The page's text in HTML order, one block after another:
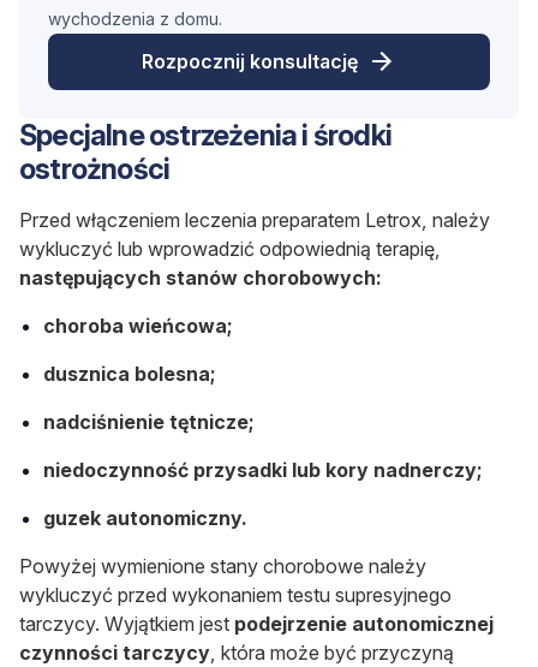
wychodzenia z domu.
Rozpocznij konsultację
Specjalne ostrzeżenia i środki
ostrożności
Przed włączeniem leczenia preparatem Letrox, należy
wykluczyć lub wprowadzić odpowiednią terapię,
następujących stanów chorobowych:
choroba wieńcowa;
dusznica bolesna;
nadciśnienie tętnicze;
niedoczynność przysadki lub kory nadnerczy;
guzek autonomiczny.
Powyżej wymienione stany chorobowe należy
wykluczyć przed wykonaniem testu supresyjnego
tarczycy. Wyjątkiem jest podejrzenie autonomicznej
czynności tarczycy , która może być przyczyną